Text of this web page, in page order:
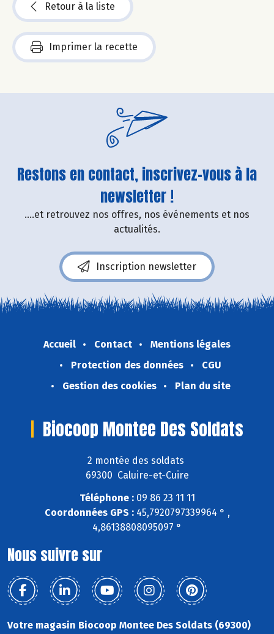
Retour à la liste
Imprimer la recette
Restons en contact, inscrivez-vous à la
newsletter !
....et retrouvez nos offres, nos événements et nos
actualités.
Inscription newsletter
Accueil Contact
Mentions légales
Protection des données
CGU
Gestion des cookies
Plan du site
Biocoop Montee Des Soldats
2 montée des soldats
69300 Caluire-et-Cuire
Téléphone :09 86 23 11 11
Coordonnées GPS :45,7920797339964 ° ,
4,86138808095097 °
Nous suivre sur
Votre magasin Biocoop Montee Des Soldats (69300)